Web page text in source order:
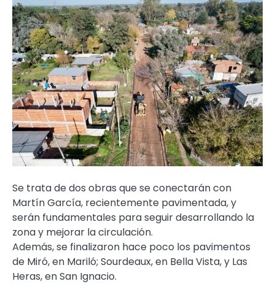
Se trata de dos obras que se conectarán con
Martín García, recientemente pavimentada, y
serán fundamentales para seguir desarrollando la
zona y mejorar la circulación.
Además, se finalizaron hace poco los pavimentos
de Miró, en Mariló; Sourdeaux, en Bella Vista, y Las
Heras, en San Ignacio.